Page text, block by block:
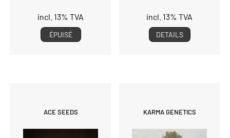
incl. 13% TVA
ÉPUISÉ
incl. 13% TVA
DETAILS
ACE SEEDS KARMA GENETICS